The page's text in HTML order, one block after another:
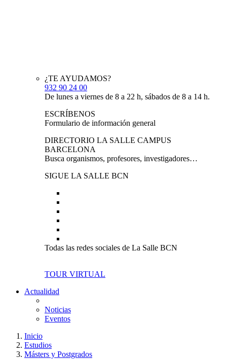
¿TE AYUDAMOS?
932 90 24 00
De lunes a viernes de 8 a 22 h, sábados de 8 a 14 h.
ESCRÍBENOS
Formulario de información general
DIRECTORIO LA SALLE CAMPUS
BARCELONA
Busca organismos, profesores, investigadores…
SIGUE LA SALLE BCN
Todas las redes sociales de La Salle BCN
TOUR VIRTUAL
Actualidad
Noticias
Eventos
Inicio
Estudios
Másters y Postgrados